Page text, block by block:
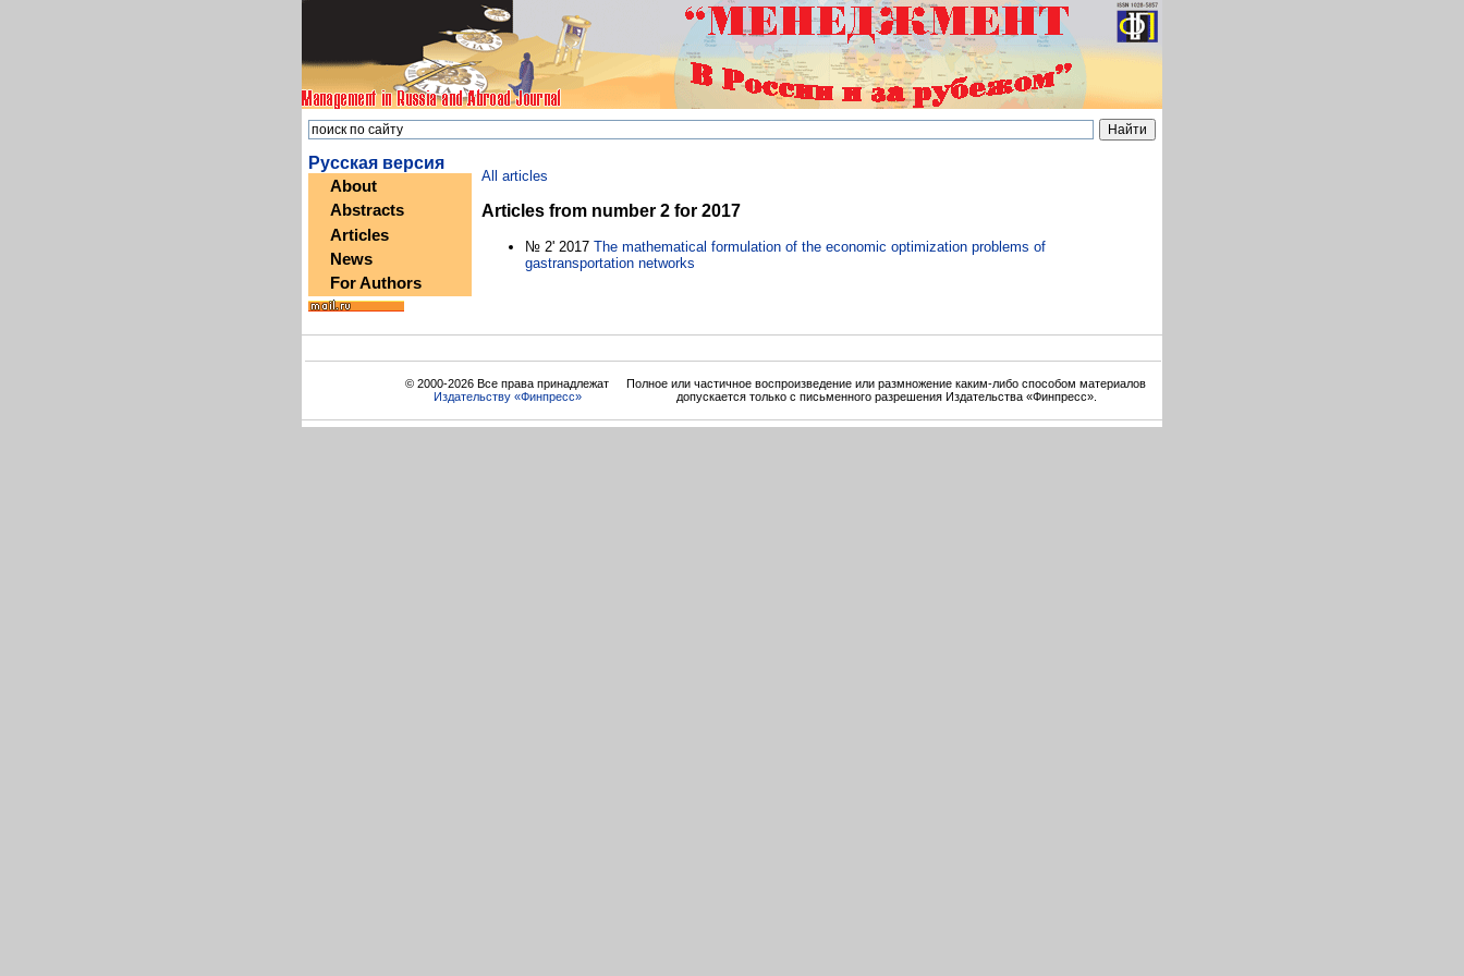
Русская версия
About
Abstracts
Articles
News
For Authors
All articles
Articles from number 2 for 2017
№ 2' 2017 The mathematical formulation of the economic optimization problems of
gastransportation networks
© 2000-2026 Все права принадлежат
Издательству «Финпресс»
Полное или частичное воспроизведение или размножение каким-либо способом материалов
допускается только с письменного разрешения Издательства «Финпресс».